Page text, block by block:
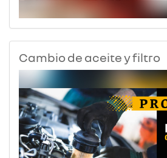
Cambio de aceite y filtro